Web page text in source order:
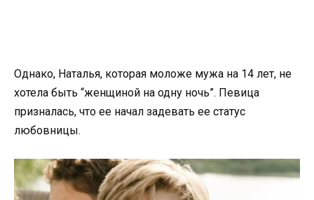
Однако, Наталья, которая моложе мужа на 14 лет, не
хотела быть “женщиной на одну ночь”. Певица
призналась, что ее начал задевать ее статус
любовницы.